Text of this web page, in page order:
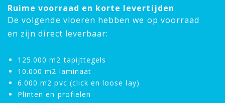
Ruime voorraad en korte levertijden
De volgende vloeren hebben we op voorraad
en zijn direct leverbaar:
125.000 m2 tapijttegels
10.000 m2 laminaat
6.000 m2 pvc (click en loose lay)
Plinten en profielen